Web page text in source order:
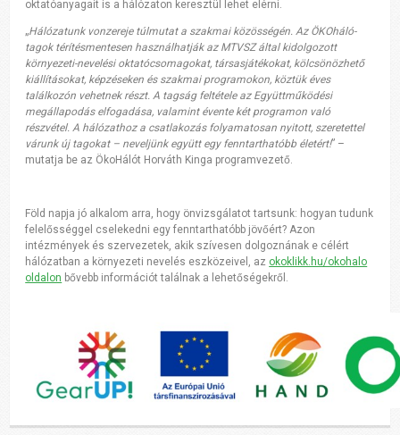
oktatóanyagait is a hálózaton keresztül lehet elérni.
„Hálózatunk vonzereje túlmutat a szakmai közösségén. Az ÖKOháló-
tagok térítésmentesen használhatják az MTVSZ által kidolgozott
környezeti-nevelési oktatócsomagokat, társasjátékokat, kölcsönözhető
kiállításokat, képzéseken és szakmai programokon, köztük éves
találkozón vehetnek részt. A tagság feltétele az Együttműködési
megállapodás elfogadása, valamint évente két programon való
részvétel. A hálózathoz a csatlakozás folyamatosan nyitott, szeretettel
várunk új tagokat – neveljünk együtt egy fenntarthatóbb életért!” –
mutatja be az ÖkoHálót Horváth Kinga programvezető.
Föld napja jó alkalom arra, hogy önvizsgálatot tartsunk: hogyan tudunk
felelősséggel cselekedni egy fenntarthatóbb jövőért? Azon
intézmények és szervezetek, akik szívesen dolgoznának e célért
hálózatban a környezeti nevelés eszközeivel, az okoklikk.hu/okohalo
oldalon bővebb információt találnak a lehetőségekről.